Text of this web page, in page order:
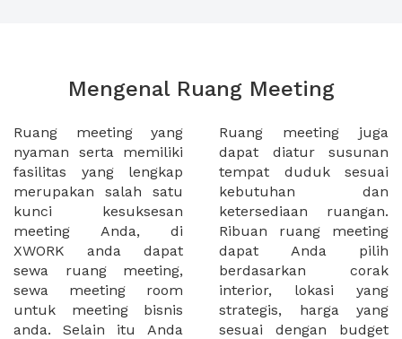
Mengenal Ruang Meeting
Ruang meeting yang
nyaman serta memiliki
fasilitas yang lengkap
merupakan salah satu
kunci kesuksesan
meeting Anda, di
XWORK anda dapat
sewa ruang meeting,
sewa meeting room
untuk meeting bisnis
anda. Selain itu Anda
Ruang meeting juga
dapat diatur susunan
tempat duduk sesuai
kebutuhan dan
ketersediaan ruangan.
Ribuan ruang meeting
dapat Anda pilih
berdasarkan corak
interior, lokasi yang
strategis, harga yang
sesuai dengan budget